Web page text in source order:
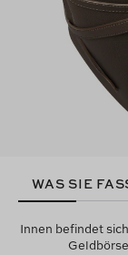
WAS SIE
Innen befindet